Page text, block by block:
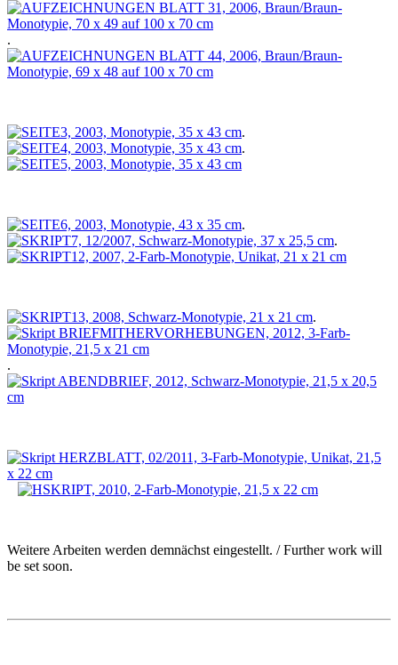
.
.
.
.
.
.
.
Weitere Arbeiten werden demnächst eingestellt. / Further work will
be set soon.